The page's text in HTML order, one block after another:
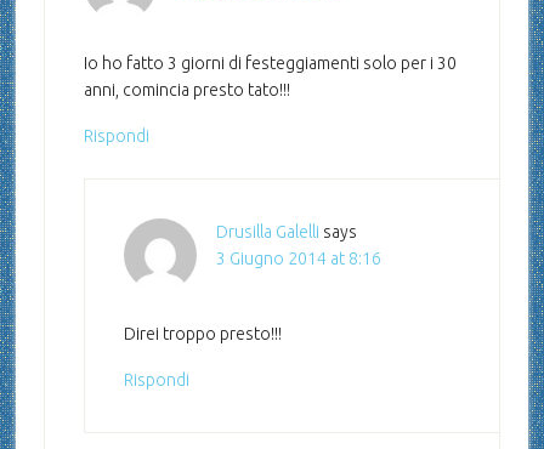
Io ho fatto 3 giorni di festeggiamenti solo per i 30
anni, comincia presto tato!!!
Rispondi
Drusilla Galelli says
3 Giugno 2014 at 8:16
Direi troppo presto!!!
Rispondi